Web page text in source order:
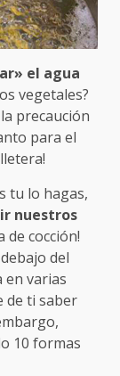
el agua
vegetales?
precaución
para el
tu lo hagas,
nuestros
cocción!
del
en varias
de ti saber
10 formas